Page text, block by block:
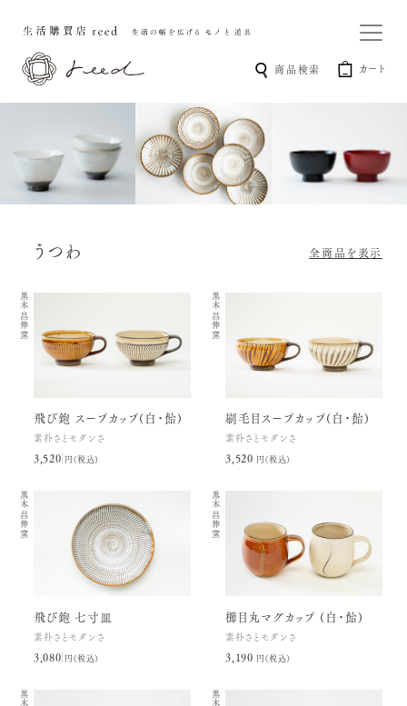
商品検索 カート
うつわ 全商品を表示
黒木昌伸窯
飛び鉋 スープカップ(白・飴)
素朴さとモダンさ
3,520円(税込)
黒木昌伸窯
刷毛目スープカップ(白・飴)
素朴さとモダンさ
3,520円(税込)
黒木昌伸窯
飛び鉋 七寸皿
素朴さとモダンさ
3,080円(税込)
黒木昌伸窯
櫛目丸マグカップ (白・飴)
素朴さとモダンさ
3,190円(税込)